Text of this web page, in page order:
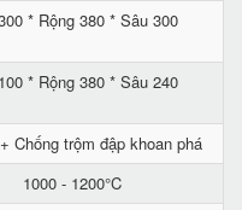
* Rộng 380 * Sâu 300
* Rộng 380 * Sâu 240
Chống trộm đập khoan phá
1000 - 1200°C